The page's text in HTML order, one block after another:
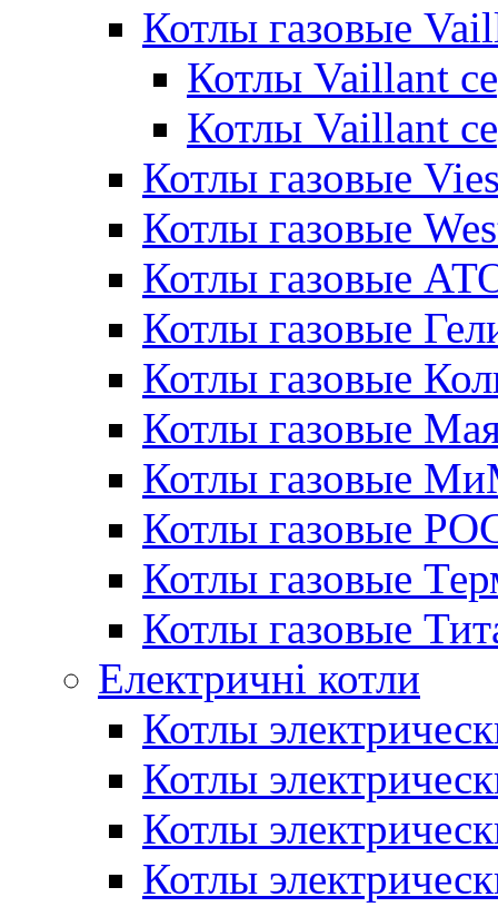
Котлы газовые
Котлы Vaillant
Котлы Vaillant
Котлы газовые
Котлы газовые
Котлы газовые
Котлы газовые
Котлы газовые
Котлы газовые
Котлы газовые
Котлы газовые
Котлы газовые
Котлы газовые
Електричні котли
Котлы
Котлы
Котлы
Котлы